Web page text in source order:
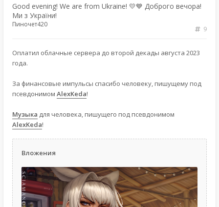
Good evening! We are from Ukraine! 💛💙 Доброго вечора!
Ми з України!
9
Пиночет420
Оплатил облачные сервера до второй декады августа 2023
года.
За финансовые импульсы спасибо человеку, пишущему под
псевдонимом AlexKeda!
Музыка для человека, пишущего под псевдонимом
AlexKeda!
Вложения